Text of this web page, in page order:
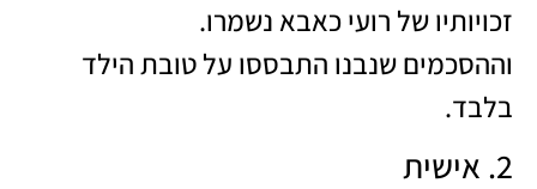
זכויותיו של רועי כאבא נשמרו.
וההסכמים שנבנו התבססו על טובת הילד
בלבד.
2. אישית